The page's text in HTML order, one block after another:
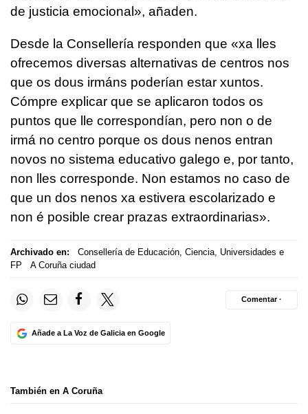
de justicia emocional», añaden.
Desde la Consellería responden que «xa lles
ofrecemos diversas alternativas de centros nos
que os dous irmáns poderían estar xuntos.
Cómpre explicar que se aplicaron todos os
puntos que lle correspondían, pero non o de
irmá no centro porque os dous nenos entran
novos no sistema educativo galego e, por tanto,
non lles corresponde. Non estamos no caso de
que un dos nenos xa estivera escolarizado e
non é posible crear prazas extraordinarias».
Archivado en:
Consellería de Educación, Ciencia, Universidades e
FP
A Coruña ciudad
Añade a La Voz de Galicia en Google
Comentar ·
También en A Coruña